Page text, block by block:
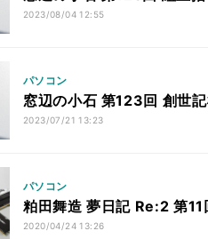
2023/08/04 12:55
パソコン
窓辺の小石 第123回 創世
2023/07/21 13:23
パソコン
粕田舞造 夢日記 Re:2 第
2020/04/24 13:26